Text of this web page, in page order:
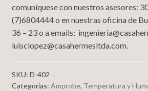
comuníquese con nuestros asesores:
(7)6804444 o en nuestras oficina de
36 – 23 o a emails:
luisclopez@casahermesltda.com.
SKU: D-402
Categorías: Amprobe, Temperatura y